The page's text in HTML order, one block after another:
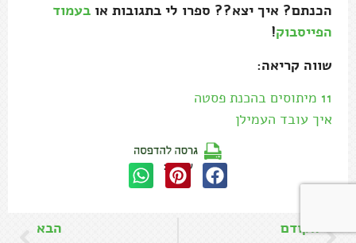
הכנתם? איך יצא?? ספרו לי בתגובות או בעמוד
הפייסבוק!
שווה קריאה:
11 מיתוסים בהכנת פסטה
איך עובד העמילן
שתפו:
הקודם הבא